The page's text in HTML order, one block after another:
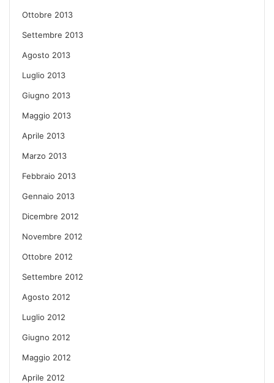
Ottobre 2013
Settembre 2013
Agosto 2013
Luglio 2013
Giugno 2013
Maggio 2013
Aprile 2013
Marzo 2013
Febbraio 2013
Gennaio 2013
Dicembre 2012
Novembre 2012
Ottobre 2012
Settembre 2012
Agosto 2012
Luglio 2012
Giugno 2012
Maggio 2012
Aprile 2012